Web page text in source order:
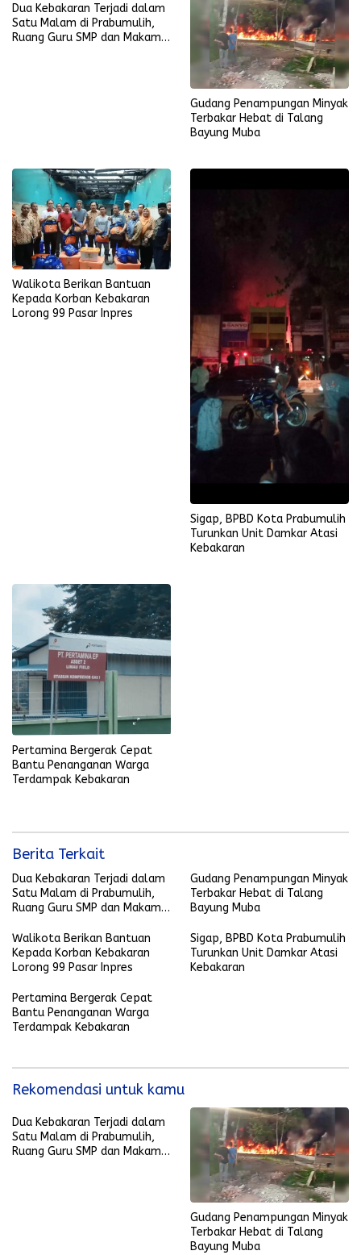
Dua Kebakaran Terjadi dalam
Satu Malam di Prabumulih,
Ruang Guru SMP dan Makam
Gudang Penampungan Minyak
Terbakar Hebat di Talang
Bayung Muba
Walikota Berikan Bantuan
Kepada Korban Kebakaran
Lorong 99 Pasar Inpres
Sigap, BPBD Kota Prabumulih
Turunkan Unit Damkar Atasi
Kebakaran
Pertamina Bergerak Cepat
Bantu Penanganan Warga
Terdampak Kebakaran
Berita Terkait
Dua Kebakaran Terjadi dalam
Satu Malam di Prabumulih,
Ruang Guru SMP dan Makam
Gudang Penampungan Minyak
Terbakar Hebat di Talang
Bayung Muba
Walikota Berikan Bantuan
Kepada Korban Kebakaran
Lorong 99 Pasar Inpres
Sigap, BPBD Kota Prabumulih
Turunkan Unit Damkar Atasi
Kebakaran
Pertamina Bergerak Cepat
Bantu Penanganan Warga
Terdampak Kebakaran
Rekomendasi untuk kamu
Dua Kebakaran Terjadi dalam
Satu Malam di Prabumulih,
Ruang Guru SMP dan Makam
Gudang Penampungan Minyak
Terbakar Hebat di Talang
Bayung Muba